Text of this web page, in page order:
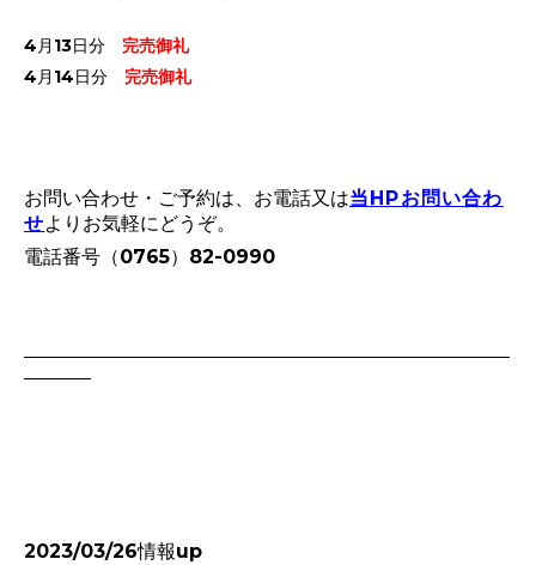
4月13日分 完売御礼
4月14日分 完売御礼
お問い合わせ・ご予約は、お電話又は当HPお問い合わ
せより お気軽にどうぞ。
電話番号（0765）82-0990
2023/03/26情報up